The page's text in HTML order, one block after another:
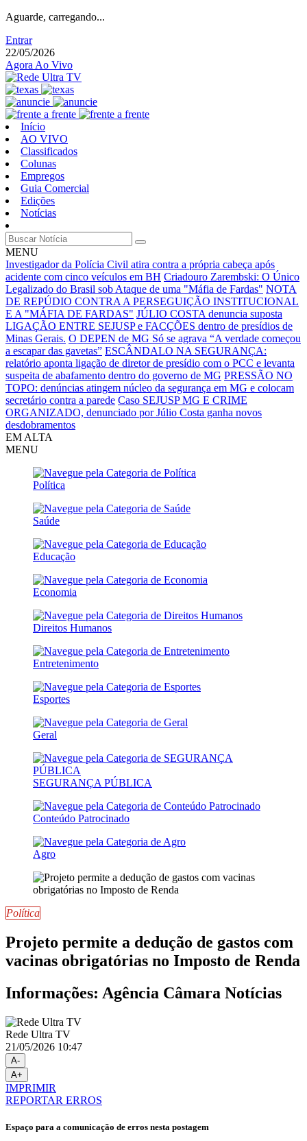
Aguarde, carregando...
Entrar
22/05/2026
Agora Ao Vivo
Início
AO VIVO
Classificados
Colunas
Empregos
Guia Comercial
Edições
Notícias
MENU
Investigador da Polícia Civil atira contra a própria cabeça após
acidente com cinco veículos em BH Criadouro Zarembski: O Único
Legalizado do Brasil sob Ataque de uma "Máfia de Fardas" NOTA
DE REPÚDIO CONTRA A PERSEGUIÇÃO INSTITUCIONAL
E A "MÁFIA DE FARDAS" JÚLIO COSTA denuncia suposta
LIGAÇÃO ENTRE SEJUSP e FACÇÕES dentro de presídios de
Minas Gerais. O DEPEN de MG Só se agrava “A verdade começou
a escapar das gavetas” ESCÂNDALO NA SEGURANÇA:
relatório aponta ligação de diretor de presídio com o PCC e levanta
suspeita de abafamento dentro do governo de MG PRESSÃO NO
TOPO: denúncias atingem núcleo da segurança em MG e colocam
secretário contra a parede Caso SEJUSP MG E CRIME
ORGANIZADO, denunciado por Júlio Costa ganha novos
desdobramentos
EM ALTA
MENU
Política
Saúde
Educação
Economia
Direitos Humanos
Entretenimento
Esportes
Geral
SEGURANÇA PÚBLICA
Conteúdo Patrocinado
Agro
Política
Projeto permite a dedução de gastos com
vacinas obrigatórias no Imposto de Renda
Informações: Agência Câmara Notícias
Rede Ultra TV
21/05/2026 10:47
A-
A+
IMPRIMIR
REPORTAR ERROS
Espaço para a comunicação de erros nesta postagem